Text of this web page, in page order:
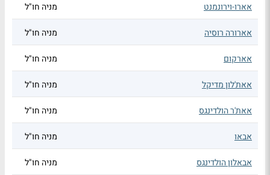
אארו-וירונמנט מניה חו"ל
אארורה רוסיה מניה חו"ל
אארקום מניה חו"ל
אאת'לון מדיקל מניה חו"ל
אאת'ר הולדינגס מניה חו"ל
אבאו מניה חו"ל
אבאלון הולדינגס מניה חו"ל